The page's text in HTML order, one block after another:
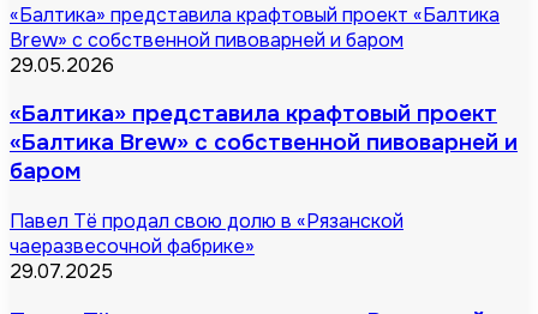
«Балтика» представила крафтовый проект «Балтика
Brew» с собственной пивоварней и баром
29.05.2026
«Балтика» представила крафтовый проект
«Балтика Brew» с собственной пивоварней и
баром
Павел Тё продал свою долю в «Рязанской
чаеразвесочной фабрике»
29.07.2025